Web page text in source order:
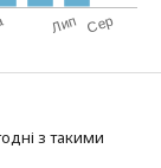
з такими